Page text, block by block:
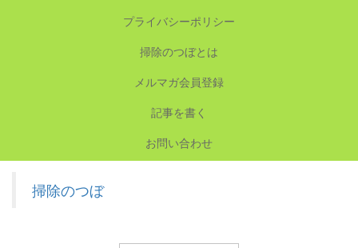
プライバシーポリシー
掃除のつぼとは
メルマガ会員登録
記事を書く
お問い合わせ
掃除のつぼ